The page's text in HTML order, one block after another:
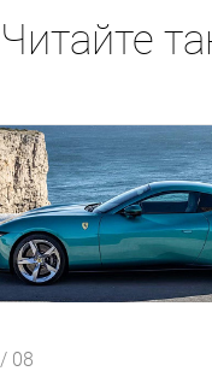
Читайте
/ 08